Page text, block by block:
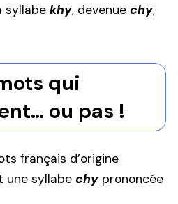
syllabe khy, devenue chy,
qui
ou pas !
français d’origine
une syllabe chy prononcée